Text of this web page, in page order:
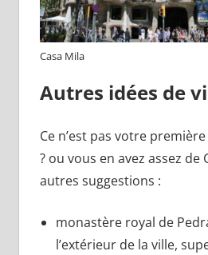
Casa Mila
Autres idées de
Ce n’est pas votre
? ou vous en avez assez de
autres suggestions :
monastère royal de
l’extérieur de la ville,